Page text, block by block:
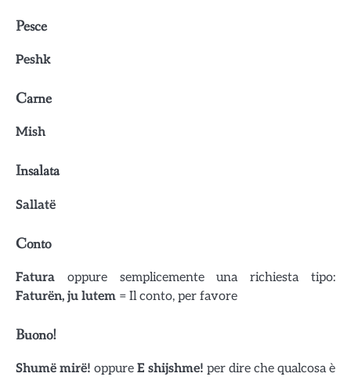
Pesce
Peshk
Carne
Mish
Insalata
Sallatë
Conto
Fatura oppure semplicemente una richiesta tipo:
Faturën, ju lutem = Il conto, per favore
Buono!
Shumë mirë! oppure E shijshme! per dire che qualcosa è